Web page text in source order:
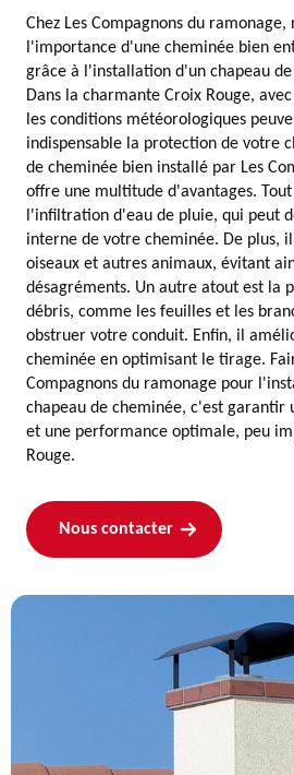
Chez Les Compagnons du ramonage,
l'importance d'une cheminée bien
grâce à l'installation d'un chapeau
Dans la charmante Croix Rouge,
les conditions météorologiques
indispensable la protection de votre
de cheminée bien installé par Les
offre une multitude d'avantages.
l'infiltration d'eau de pluie, qui peut
interne de votre cheminée. De plus,
oiseaux et autres animaux, évitant
désagréments. Un autre atout est la
débris, comme les feuilles et les
obstruer votre conduit. Enfin, il
cheminée en optimisant le tirage.
Compagnons du ramonage pour
chapeau de cheminée, c'est
et une performance optimale, peu
Rouge.
Nous contacter